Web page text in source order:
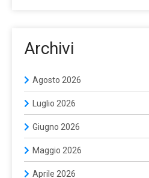
Archivi
Agosto 2026
Luglio 2026
Giugno 2026
Maggio 2026
Aprile 2026